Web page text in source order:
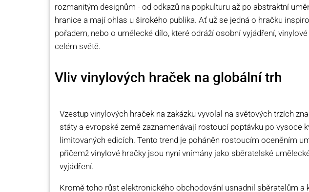
rozmanitým designům - od odkazů na popkulturu až po abstraktní
hranice a mají ohlas u širokého publika. Ať už se jedná o hračku
pořadem, nebo o umělecké dílo, které odráží osobní vyjádření,
celém světě.
Vliv vinylových hraček na globální trh
Vzestup vinylových hraček na zakázku vyvolal na světových trzích
státy a evropské země zaznamenávají rostoucí poptávku po vysoce
limitovaných edicích. Tento trend je poháněn rostoucím oceněním
přičemž vinylové hračky jsou nyní vnímány jako sběratelské
vyjádření.
Kromě toho růst elektronického obchodování usnadnil sběratelům a